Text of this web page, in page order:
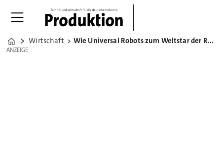
Home
Wirtschaft Wie Universal Robots zum Weltstar der Robotik wurde
ANZEIGE
ANZEIGE